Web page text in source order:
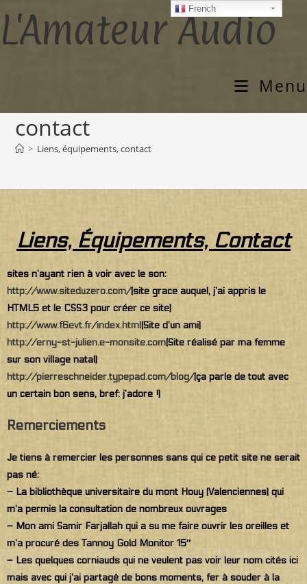
L'Amateur Audio
Menu
contact
> Liens, équipements, contact
Liens, Équipements, Contact
sites n’ayant rien à voir avec le son:
http://www.siteduzero.com/(site grace auquel, j’ai appris le
HTML5 et le CSS3 pour créer ce site)
http://www.f6evt.fr/index.html(Site d’un ami)
http://erny-st-julien.e-monsite.com(Site réalisé par ma femme
sur son village natal)
http://pierreschneider.typepad.com/blog/(ça parle de tout avec
un certain bon sens, bref: j’adore !)
Remerciements
Je tiens à remercier les personnes sans qui ce petit site ne serait
pas né:
– La bibliothèque universitaire du mont Houy (Valenciennes) qui
m’a permis la consultation de nombreux ouvrages
– Mon ami Samir Farjallah qui a su me faire ouvrir les oreilles et
m’a procuré des Tannoy Gold Monitor 15″
– Les quelques corniauds qui ne veulent pas voir leur nom cités ici
mais avec qui j’ai partagé de bons moments, fer à souder à la
French